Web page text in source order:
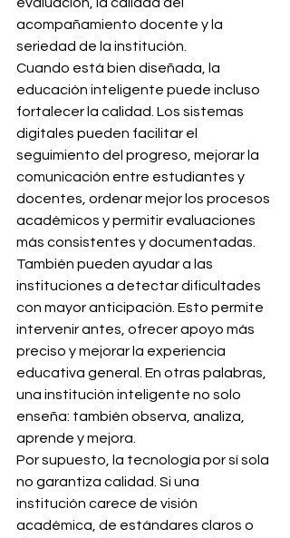
acompañamiento docente y la
seriedad de la institución.
Cuando está bien diseñada, la
educación inteligente puede incluso
fortalecer la calidad. Los sistemas
digitales pueden facilitar el
seguimiento del progreso, mejorar la
comunicación entre estudiantes y
docentes, ordenar mejor los procesos
académicos y permitir evaluaciones
más consistentes y documentadas.
También pueden ayudar a las
instituciones a detectar dificultades
con mayor anticipación. Esto permite
intervenir antes, ofrecer apoyo más
preciso y mejorar la experiencia
educativa general. En otras palabras,
una institución inteligente no solo
enseña: también observa, analiza,
aprende y mejora.
Por supuesto, la tecnología por sí sola
no garantiza calidad. Si una
institución carece de visión
académica, de estándares claros o